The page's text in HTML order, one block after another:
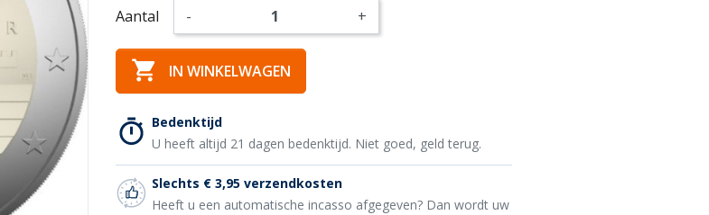
Aantal - +
 IN WINKELWAGEN
Bedenktijd
U heeft altijd 21 dagen bedenktijd. Niet goed, geld terug.
Slechts € 3,95 verzendkosten
Heeft u een automatische incasso afgegeven? Dan wordt uw